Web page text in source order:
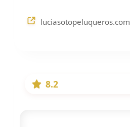
luciasotopeluqueros.com
8.2